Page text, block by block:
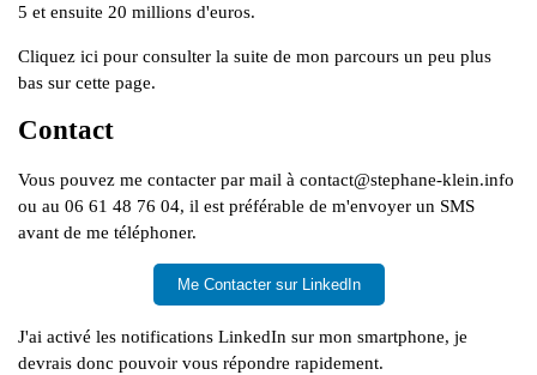
5 et ensuite 20 millions d'euros.
Cliquezici pour consulter la suite de mon parcours un peu plus
bas sur cette page.
Contact
Vous pouvez me contacter par mail àcontact@stephane-klein.info
ou au06 61 48 76 04, il est préférable de m'envoyer un SMS
avant de me téléphoner.
Me Contacter sur LinkedIn
J'ai activé les notifications LinkedIn sur mon smartphone, je
devrais donc pouvoir vous répondre rapidement.